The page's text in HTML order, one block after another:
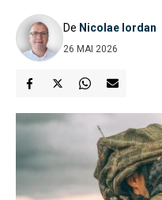
De Nicolae Iordan
26 MAI 2026